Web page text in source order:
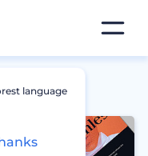
language